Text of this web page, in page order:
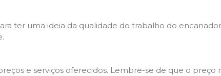
ter uma ideia da qualidade do trabalho do
e serviços oferecidos. Lembre-se de que o preço